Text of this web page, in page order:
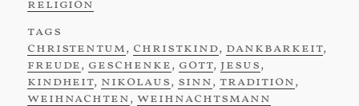
religion
tags
christentum, christkind, dankbarkeit,
freude, geschenke, gott, jesus,
kindheit, nikolaus, sinn,tradition,
weihnachten,weihnachtsmann